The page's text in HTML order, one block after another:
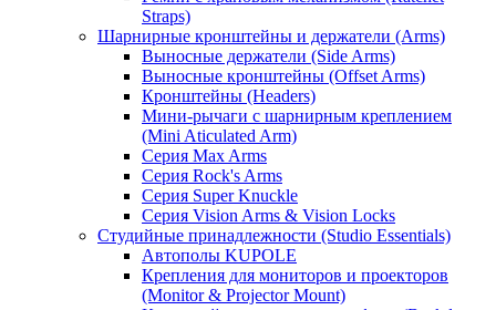
Straps)
Шарнирные кронштейны и держатели (Arms)
Выносные держатели (Side Arms)
Выносные кронштейны (Offset Arms)
Кронштейны (Headers)
Мини-рычаги с шарнирным креплением
(Mini Aticulated Arm)
Серия Max Arms
Серия Rock's Arms
Серия Super Knuckle
Серия Vision Arms & Vision Locks
Студийные принадлежности (Studio Essentials)
Автополы KUPOLE
Крепления для мониторов и проекторов
(Monitor & Projector Mount)